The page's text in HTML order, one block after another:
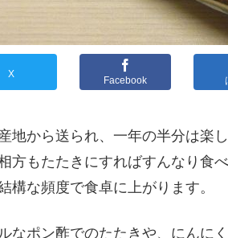
X
Facebook
地から送られ、一年の半分は楽
方もたたきにすればすんなり食
構な頻度で食卓に上がります。
なポン酢でのたたきや、にんに